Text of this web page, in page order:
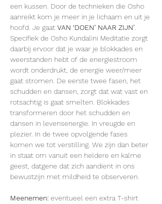
een kussen. Door de technieken die Osho
aanreikt kom je meer in je lichaam en uit je
hoofd. Je gaat VAN ‘DOEN’ NAAR ZIJN’
Specifiek de Osho Kundalini Meditatie zorgt
daarbij ervoor dat je waar je blokkades en
weerstanden hebt of de energiestroom
wordt onderdrukt, de energie weer/meer
gaat stromen. De eerste twee fasen, het
schudden en dansen, zorgt dat wat vast en
rotsachtig is gaat smelten. Blokkades
transformeren door het schudden en
dansen in levensenergie. In vreugde en
plezier. In de twee opvolgende fases
komen we tot verstilling. We zijn dan beter
in staat om vanuit een heldere en kalme
geest, datgene dat zich aandient in ons
bewustzijn met mildheid te observeren.
Meenemen: eventueel een extra T-shirt